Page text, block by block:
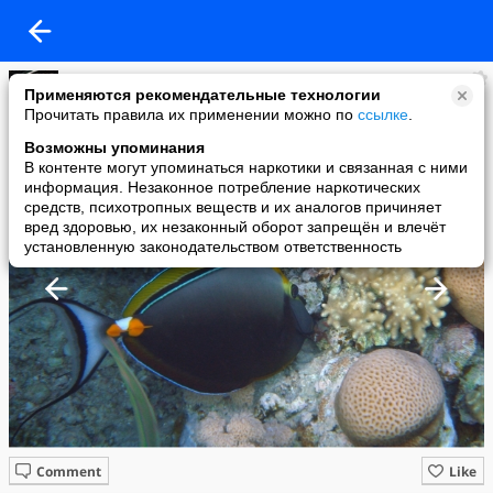
Применяются рекомендательные технологии
Прочитать правила их применении можно по ссылке
Возможны упоминания
В контенте могут упоминаться наркотики и связанная с ними
информация. Незаконное потребление наркотических
средств, психотропных веществ и их аналогов причиняет
вред здоровью, их незаконный оборот запрещён и влечёт
установленную законодательством ответственность
Lena V
added a photo
17 Nov в 19:20
Like
Comment